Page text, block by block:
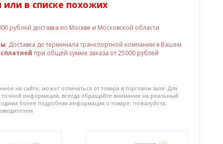
или в списке похожих
рублей доставка по Москве и Московской области
: Доставка до терминала транспортной компании в Вашем
при общей сумме заказа от 25000 рублей
на сайте, может отличаться от товара в торговом зале. Для
точной информации, всегда обращайте внимание на реальный
более подробная информация о товаре, пожалуйста,